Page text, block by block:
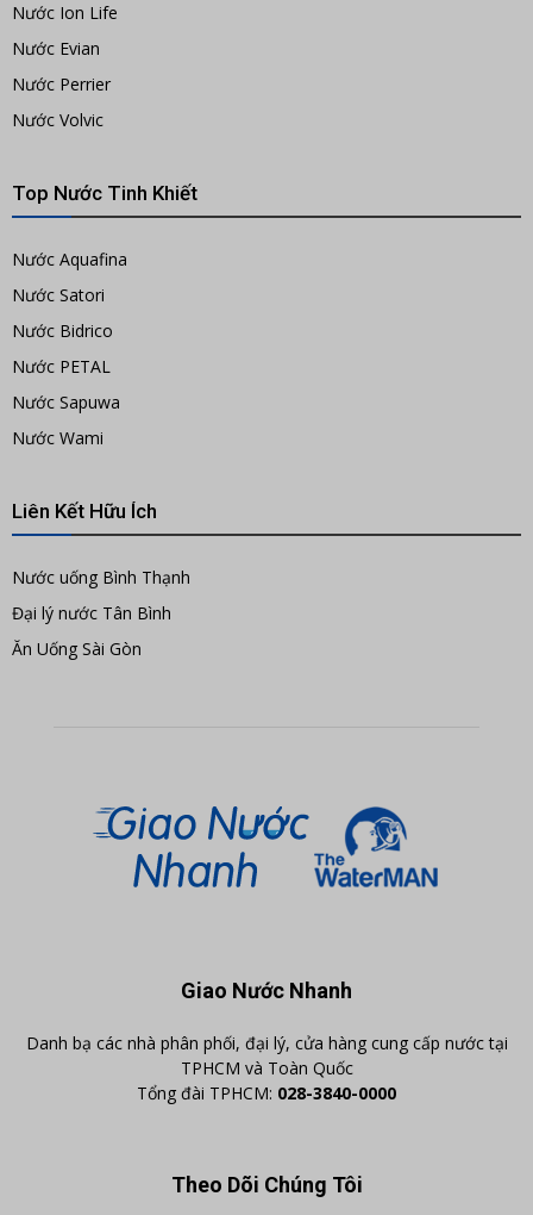
Nước Ion Life
Nước Evian
Nước Perrier
Nước Volvic
Top Nước Tinh Khiết
Nước Aquafina
Nước Satori
Nước Bidrico
Nước PETAL
Nước Sapuwa
Nước Wami
Liên Kết Hữu Ích
Nước uống Bình Thạnh
Đại lý nước Tân Bình
Ăn Uống Sài Gòn
Giao Nước Nhanh
Danh bạ các nhà phân phối, đại lý, cửa hàng cung cấp nước tại
TPHCM và Toàn Quốc
Tổng đài TPHCM: 028-3840-0000
Theo Dõi Chúng Tôi